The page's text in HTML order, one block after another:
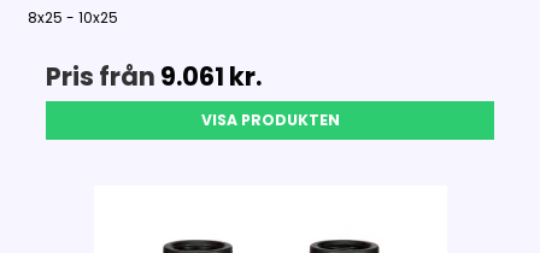
8x25 - 10x25
Pris från 9.061 kr.
VISA PRODUKTEN